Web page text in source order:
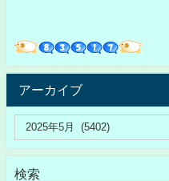
アーカイブ
検索